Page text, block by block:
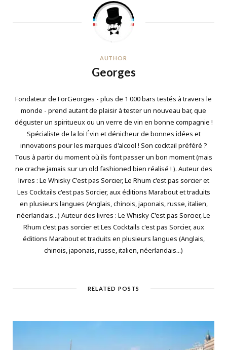
AUTHOR
Georges
Fondateur de ForGeorges - plus de 1 000 bars testés à travers le
monde - prend autant de plaisir à tester un nouveau bar, que
déguster un spiritueux ou un verre de vin en bonne compagnie !
Spécialiste de la loi Évin et dénicheur de bonnes idées et
innovations pour les marques d'alcool ! Son cocktail préféré ?
Tous à partir du moment où ils font passer un bon moment (mais
ne crache jamais sur un old fashioned bien réalisé ! ). Auteur des
livres : Le Whisky C'est pas Sorcier, Le Rhum c'est pas sorcier et
Les Cocktails c'est pas Sorcier, aux éditions Marabout et traduits
en plusieurs langues (Anglais, chinois, japonais, russe, italien,
néerlandais...) Auteur des livres : Le Whisky C'est pas Sorcier, Le
Rhum c'est pas sorcier et Les Cocktails c'est pas Sorcier, aux
éditions Marabout et traduits en plusieurs langues (Anglais,
chinois, japonais, russe, italien, néerlandais...)
RELATED POSTS